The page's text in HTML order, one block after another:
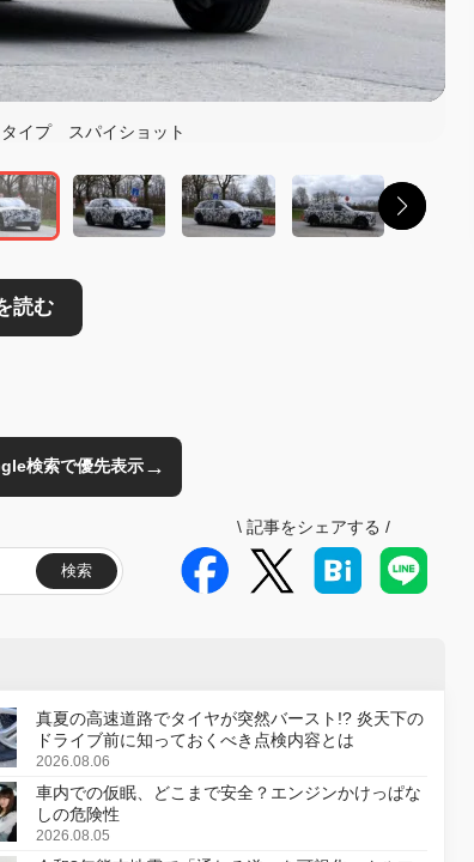
タイプ スパイショット
検索で優先表示→
検索
\ 記事をシェアする /
真夏の高速道路でタイヤが突然バースト!? 炎天下の
ドライブ前に知っておくべき点検内容とは
2026.08.06
車内での仮眠、どこまで安全？エンジンかけっぱな
しの危険性
2026.08.05